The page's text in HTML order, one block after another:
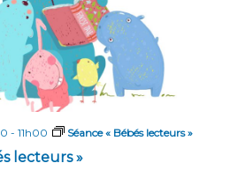
lecteurs »
- 11h00 Séance « Bébés lecteurs »